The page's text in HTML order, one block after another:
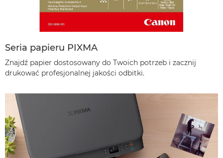
Seria papieru PIXMA
Znajdź papier dostosowany do Twoich potrzeb i zacznij
drukować profesjonalnej jakości odbitki.